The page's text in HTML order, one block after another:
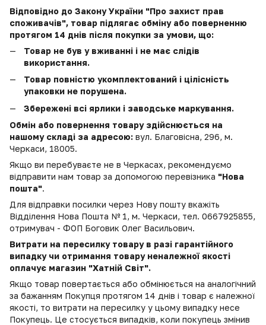
Відповідно до Закону України "Про захист прав
споживачів", товар підлягає обміну або поверненню
протягом 14 днів після покупки за умови, що:
Товар не був у вживанні і не має слідів
використання.
Товар повністю укомплектований і цілісність
упаковки не порушена.
Збережені всі ярлики і заводське маркування.
Обмін або повернення товару здійснюється на
нашому складі за адресою: вул. Благовісна, 296, м.
Черкаси, 18005.
Якщо ви перебуваєте не в Черкасах, рекомендуємо
відправити нам товар за допомогою перевізника "Нова
пошта".
Для відправки посилки через Нову пошту вкажіть
Відділення Нова Пошта № 1, м. Черкаси, тел. 0667925855,
отримувач - ФОП Боговик Олег Васильович.
Витрати на пересилку товару в разі гарантійного
випадку чи отримання товару неналежної якості
оплачує магазин "Хатній Світ".
Якщо товар повертається або обмінюється на аналогічний
за бажанням Покупця протягом 14 днів і товар є належної
якості, то витрати на пересилку у цьому випадку несе
Покупець. Це стосується випадків, коли покупець змінив